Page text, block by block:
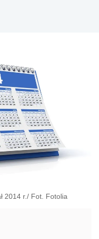
2014 r./ Fot. Fotolia